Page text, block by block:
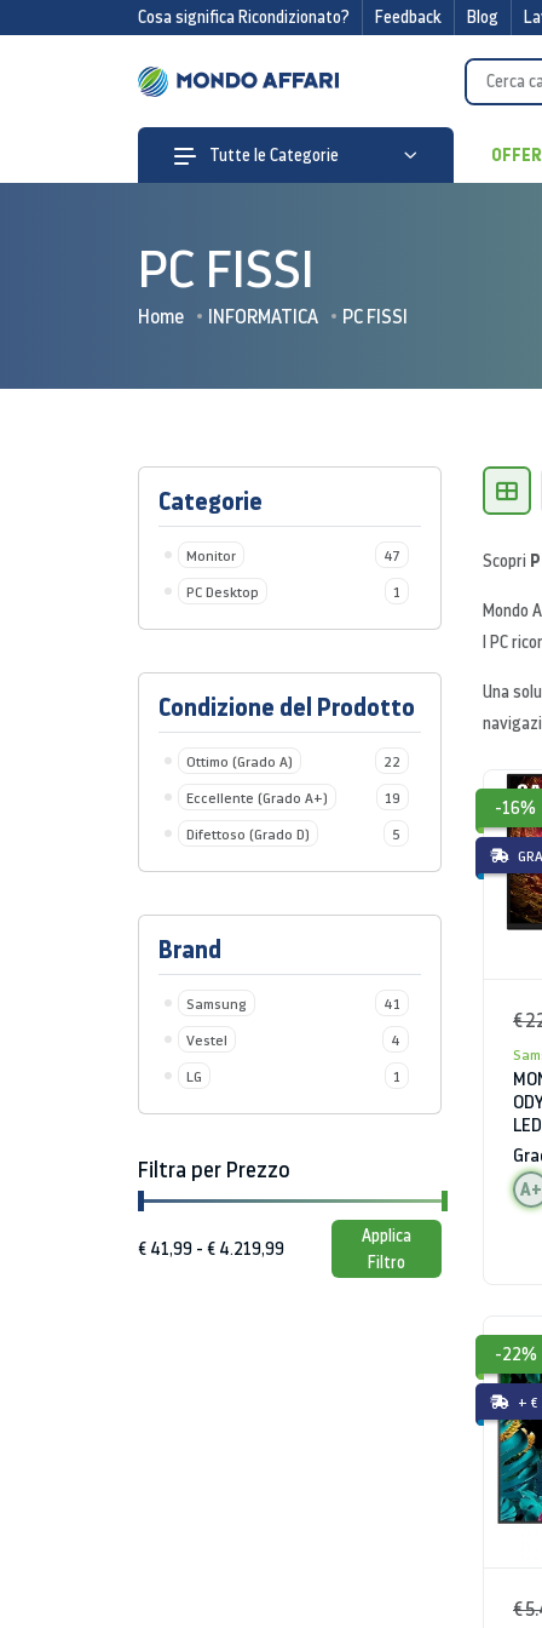
Cosa significa Ricondizionato? Feedback Blog
Tutte le Categorie
PC FISSI
Home INFORMATICA PC FISSI
Categorie
Monitor
47
PC Desktop
1
Condizione del Prodotto
Ottimo (Grado A)
22
Eccellente (Grado A+)
19
Difettoso (Grado D)
5
Brand
Samsung
41
Vestel
4
LG
1
Filtra per Prezzo
Applica
Filtro
Scopri
Mondo
I PC
Una
-16%
€
A+
-22%
+ €
€